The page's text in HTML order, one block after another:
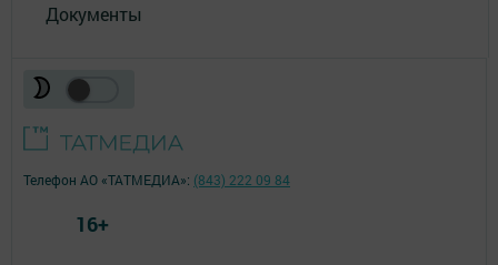
Документы
Телефон АО «ТАТМЕДИА»: (843) 222 09 84
16+